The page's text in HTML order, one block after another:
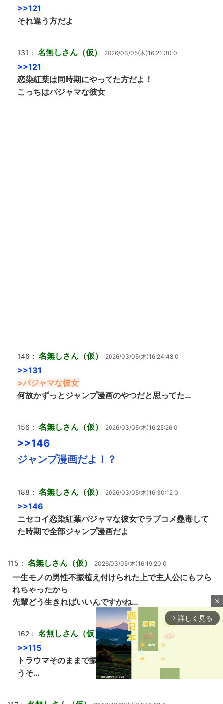
>>121
それ違う方だよ
131： 名無しさん（仮） 2026/03/05(木)16:21:30 0
>>121
恋染紅葉は同時期にやってた方だよ！
こっちはパジャマな彼女
146： 名無しさん（仮） 2026/03/05(木)16:24:48 0
>>131
>パジャマな彼女
何故かずっとジャンプ漫画のやつだと思ってた…
156： 名無しさん（仮） 2026/03/05(木)16:25:26 0
>>146
ジャンプ漫画だよ！？
188： 名無しさん（仮） 2026/03/05(木)16:30:12 0
>>146
ニセコイ恋染紅葉パジャマな彼女でラブコメ蠱毒して
た時期で全部ジャンプ漫画だよ
115： 名無しさん（仮） 2026/03/05(木)16:19:20 0
一生モノの男性不振植え付けられた上で主人公にもフら
れちゃったから
先輩どう生きればいいんですかね…
162： 名無しさん（仮） 2026/03/05(木)16:26:26 0
>>115
トラウマそのままで振られるの本当に救いなくてかわ
うそ…
close
arrow_forward_ios 詳しく見る